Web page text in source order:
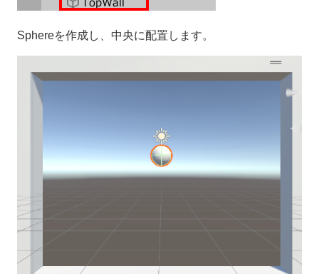
Sphereを作成し、中央に配置します。